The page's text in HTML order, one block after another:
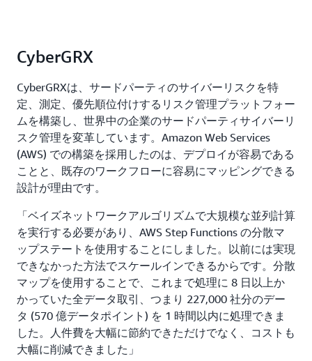
CyberGRX
CyberGRXは、サードパーティのサイバーリスクを特
定、測定、優先順位付けするリスク管理プラットフォー
ムを構築し、世界中の企業のサードパーティサイバーリ
スク管理を変革しています。Amazon Web Services
(AWS) での構築を採用したのは、デプロイが容易である
ことと、既存のワークフローに容易にマッピングできる
設計が理由です。
「ベイズネットワークアルゴリズムで大規模な並列計算
を実行する必要があり、AWS Step Functions の分散マ
ップステートを使用することにしました。以前には実現
できなかった方法でスケールインできるからです。分散
マップを使用することで、これまで処理に 8 日以上か
かっていた全データ取引、つまり 227,000 社分のデー
タ (570 億データポイント) を 1 時間以内に処理できま
した。人件費を大幅に節約できただけでなく、コストも
大幅に削減できました」